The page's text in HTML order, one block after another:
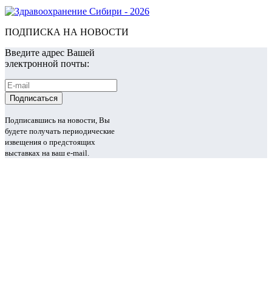
ПОДПИСКА НА НОВОСТИ
Введите адрес Вашей
электронной почты:
Подписавшись на новости, Вы
будете получать периодические
извещения о предстоящих
выставках на ваш e-mail.